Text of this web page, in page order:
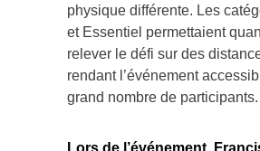
physique différente. Les
et Essentiel permettaient
relever le défi sur des
rendant l’événement
grand nombre de participants.
Lors de l’événement,